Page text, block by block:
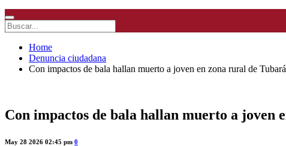
Home
Denuncia ciudadana
Con impactos de bala hallan muerto a joven en zona rural de Tubará
Con impactos de bala hallan muerto a joven
May 28 2026 02:45 pm 0